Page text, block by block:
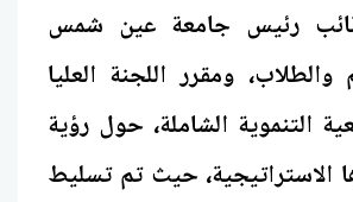
رئيس جامعة عين شمس
والطلاب، ومقرر اللجنة العليا
التنموية الشاملة، حول رؤية
الاستراتيجية، حيث تم تسليط